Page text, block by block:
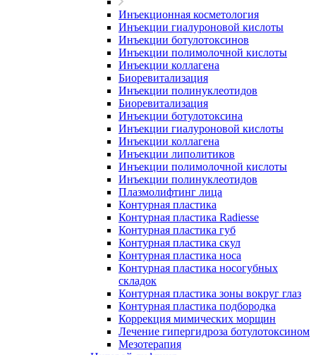
Инъекционная косметология
Инъекции гиалуроновой кислоты
Инъекции ботулотоксинов
Инъекции полимолочной кислоты
Инъекции коллагена
Биоревитализация
Инъекции полинуклеотидов
Биоревитализация
Инъекции ботулотоксина
Инъекции гиалуроновой кислоты
Инъекции коллагена
Инъекции липолитиков
Инъекции полимолочной кислоты
Инъекции полинуклеотидов
Плазмолифтинг лица
Контурная пластика
Контурная пластика Radiesse
Контурная пластика губ
Контурная пластика скул
Контурная пластика носа
Контурная пластика носогубных
складок
Контурная пластика зоны вокруг глаз
Контурная пластика подбородка
Коррекция мимических морщин
Лечение гипергидроза ботулотоксином
Мезотерапия